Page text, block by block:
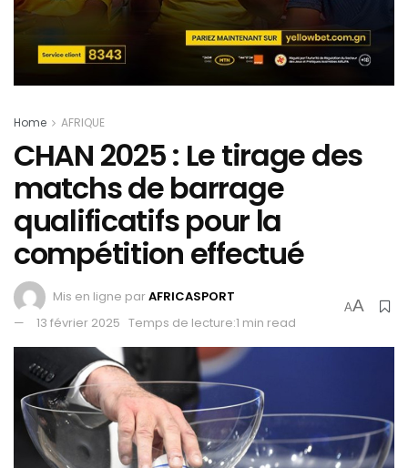
Home AFRIQUE
CHAN 2025 : Le tirage des
matchs de barrage
qualificatifs pour la
compétition effectué
Mis en ligne parAFRICASPORT
13 février 2025 Temps de lecture:1 min read
AA